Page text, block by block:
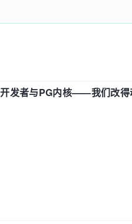
发者与PG内核——我们改得